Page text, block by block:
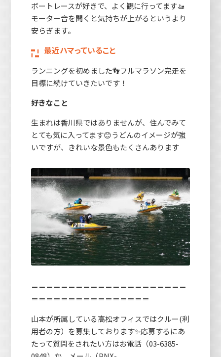
ボートレースが好きで、よく観に行ってます🚤
モーター音を聞くと気持ちが上がるというより
安らぎます。
最近ハマっていること
ランニングを初めました👣フルマラソン完走を
目標に続けていきたいです！
好きなこと
生まれは香川県ではありませんが、住んでみて
とても気に入ってます😊うどんのイメージが強
いですが、きれいな景色もたくさんあります
＝＝＝＝＝＝＝＝＝＝＝＝＝＝＝＝＝＝＝＝＝
＝＝＝＝＝＝＝＝＝＝＝＝＝＝＝＝
山本が所属している高松オフィスではクルー(利
用者の方）を募集しております✨応募するにあ
たって質問をされたい方はお電話（03-6385-